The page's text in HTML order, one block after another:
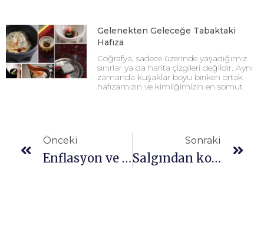
Gelenekten Geleceğe Tabaktaki
Hafıza
Coğrafya, sadece üzerinde yaşadığımız
sınırlar ya da harita çizgileri değildir. Aynı
zamanda kuşaklar boyu biriken ortak
hafızamızın ve kimliğimizin en somut
Önceki
Enflasyon ve fiyatlamalar
Sonraki
Salgından korunmak için nasıl beslenmeli?